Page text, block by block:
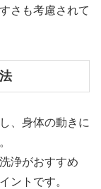
さも考慮されて
、身体の動きに
浄がおすすめ
ントです。